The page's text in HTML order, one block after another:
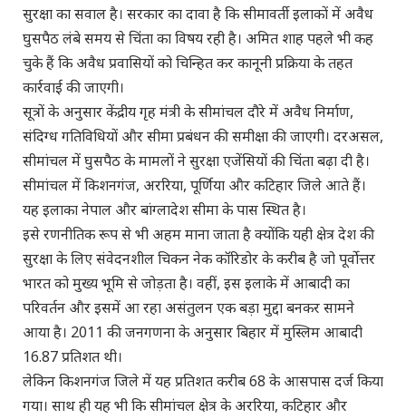
सुरक्षा का सवाल है। सरकार का दावा है कि सीमावर्ती इलाकों में अवैध
घुसपैठ लंबे समय से चिंता का विषय रही है। अमित शाह पहले भी कह
चुके हैं कि अवैध प्रवासियों को चिन्हित कर कानूनी प्रक्रिया के तहत
कार्रवाई की जाएगी।
सूत्रों के अनुसार केंद्रीय गृह मंत्री के सीमांचल दौरे में अवैध निर्माण,
संदिग्ध गतिविधियों और सीमा प्रबंधन की समीक्षा की जाएगी। दरअसल,
सीमांचल में घुसपैठ के मामलों ने सुरक्षा एजेंसियों की चिंता बढ़ा दी है।
सीमांचल में किशनगंज, अररिया, पूर्णिया और कटिहार जिले आते हैं।
यह इलाका नेपाल और बांग्लादेश सीमा के पास स्थित है।
इसे रणनीतिक रूप से भी अहम माना जाता है क्योंकि यही क्षेत्र देश की
सुरक्षा के लिए संवेदनशील चिकन नेक कॉरिडोर के करीब है जो पूर्वोत्तर
भारत को मुख्य भूमि से जोड़ता है। वहीं, इस इलाके में आबादी का
परिवर्तन और इसमें आ रहा असंतुलन एक बड़ा मुद्दा बनकर सामने
आया है। 2011 की जनगणना के अनुसार बिहार में मुस्लिम आबादी
16.87 प्रतिशत थी।
लेकिन किशनगंज जिले में यह प्रतिशत करीब 68 के आसपास दर्ज किया
गया। साथ ही यह भी कि सीमांचल क्षेत्र के अररिया, कटिहार और